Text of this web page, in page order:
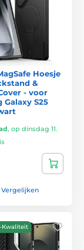
Hoesje
&
- voor
Galaxy S25
, op dinsdag 11.
Vergelijken
Kwaliteit